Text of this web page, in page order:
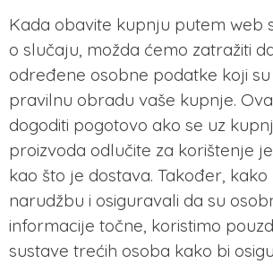
Kada obavite kupnju putem web
o slučaju, možda ćemo zatražiti
određene osobne podatke koji
pravilnu obradu vaše kupnje.
dogoditi pogotovo ako se uz
proizvoda odlučite za korištenje
kao što je dostava. Također,
narudžbu i osiguravali da su
informacije točne, koristimo
sustave trećih osoba kako bi